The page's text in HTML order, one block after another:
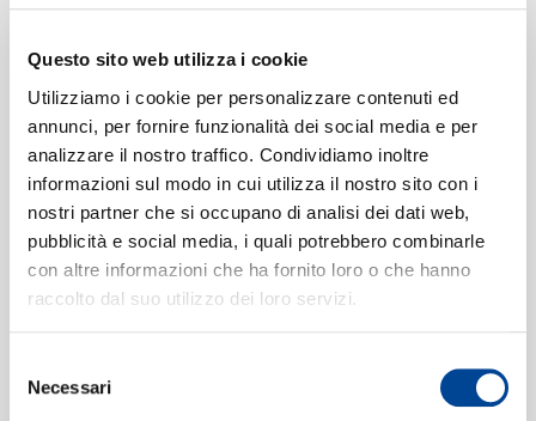
Questo sito web utilizza i cookie
Utilizziamo i cookie per personalizzare contenuti ed
annunci, per fornire funzionalità dei social media e per
analizzare il nostro traffico. Condividiamo inoltre
informazioni sul modo in cui utilizza il nostro sito con i
nostri partner che si occupano di analisi dei dati web,
pubblicità e social media, i quali potrebbero combinarle
con altre informazioni che ha fornito loro o che hanno
raccolto dal suo utilizzo dei loro servizi.
delNecessari
Tracklist:
Chi Vuole Essere Milionario?
02:46
Clementino, Fabri Fibra
Formati disponibili:
Data di pubblicazione:
UPC:00602577814372
CHI SIAMO
CONTATTI
NEWSLETTER